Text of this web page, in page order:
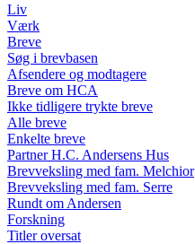
Liv
Værk
Breve
Søg i brevbasen
Afsendere og modtagere
Breve om HCA
Ikke tidligere trykte breve
Alle breve
Enkelte breve
Partner H.C. Andersens Hus
Brevveksling med fam. Melchior
Brevveksling med fam. Serre
Rundt om Andersen
Forskning
Titler oversat